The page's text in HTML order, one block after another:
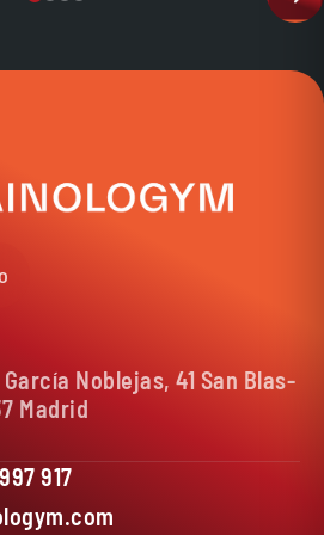
Noblejas, 41 San Blas-
Madrid
917